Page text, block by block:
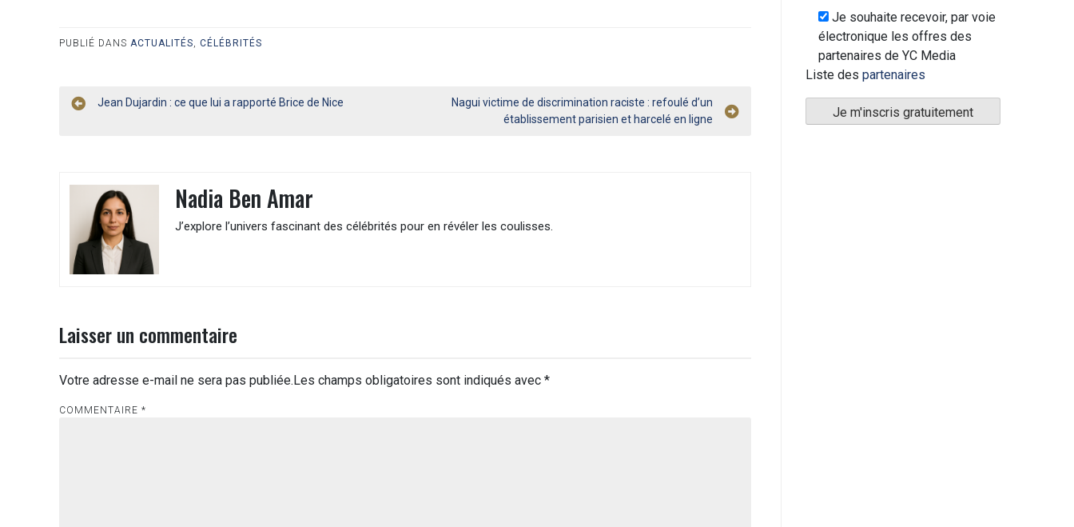
PUBLIÉ DANS ACTUALITÉS, CÉLÉBRITÉS
Navigation
Jean Dujardin : ce que lui a rapporté Brice de Nice
Nagui victime de discrimination raciste : refoulé d’un
établissement parisien et harcelé en ligne
Nadia Ben Amar
J’explore l’univers fascinant des célébrités pour en révéler les coulisses.
Laisser un commentaire
Votre adresse e-mail ne sera pas publiée. Les champs obligatoires sont indiqués avec *
COMMENTAIRE *
Je souhaite recevoir, par voie
électronique les offres des
partenaires de YC Media
Liste des partenaires